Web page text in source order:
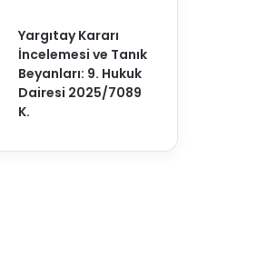
Yargıtay Kararı
İncelemesi ve Tanık
Beyanları: 9. Hukuk
Dairesi 2025/7089
K.